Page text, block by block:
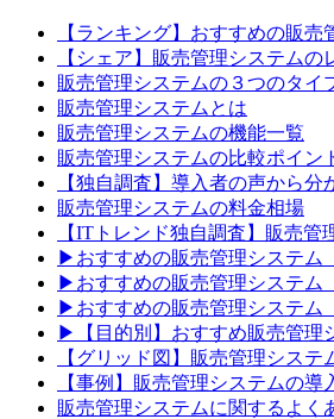
【ランキング】おすすめの販
【シェア】販売管理システムの
販売管理システムの３つのタイ
販売管理システムとは
販売管理システムの機能一覧
販売管理システムの比較ポイン
【独自調査】導入者の声から
販売管理システムの料金相場
【ITトレンド独自調査】販売管
▶おすすめの販売管理システム
▶おすすめの販売管理システム
▶おすすめの販売管理システム
▶【目的別】おすすめ販売管理
【グリッド図】販売管理シス
【事例】販売管理システムの導
販売管理システムに関するよく